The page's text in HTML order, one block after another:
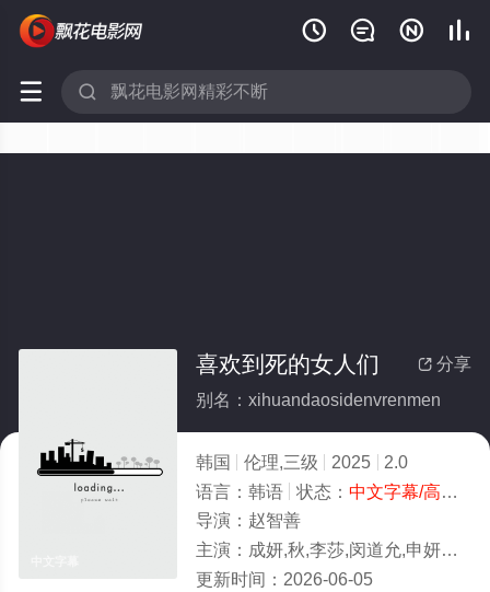
   
 
 分享
喜欢到死的女人们
别名：xihuandaosidenvrenmen
韩国 伦理,三级 2025
2.0
语言： 韩语 状态： 中文字幕/高清
导演： 赵智善
主演： 成妍,秋,李莎,闵道允,申妍宇,金东宇
更新时间： 2026-06-05